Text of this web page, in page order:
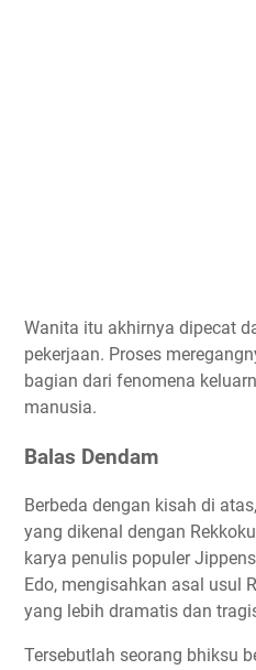
Wanita itu akhirnya dipecat
pekerjaan. Proses
bagian dari fenomena
manusia.
Balas Dendam
Berbeda dengan kisah di
yang dikenal dengan
karya penulis populer
Edo, mengisahkan asal usul
yang lebih dramatis dan
Tersebutlah seorang bhiksu